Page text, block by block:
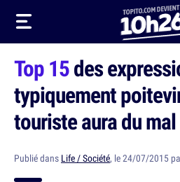
Top 15des
typiquement
touriste aura du
Publié dans Life / Société, le 24/07/2015